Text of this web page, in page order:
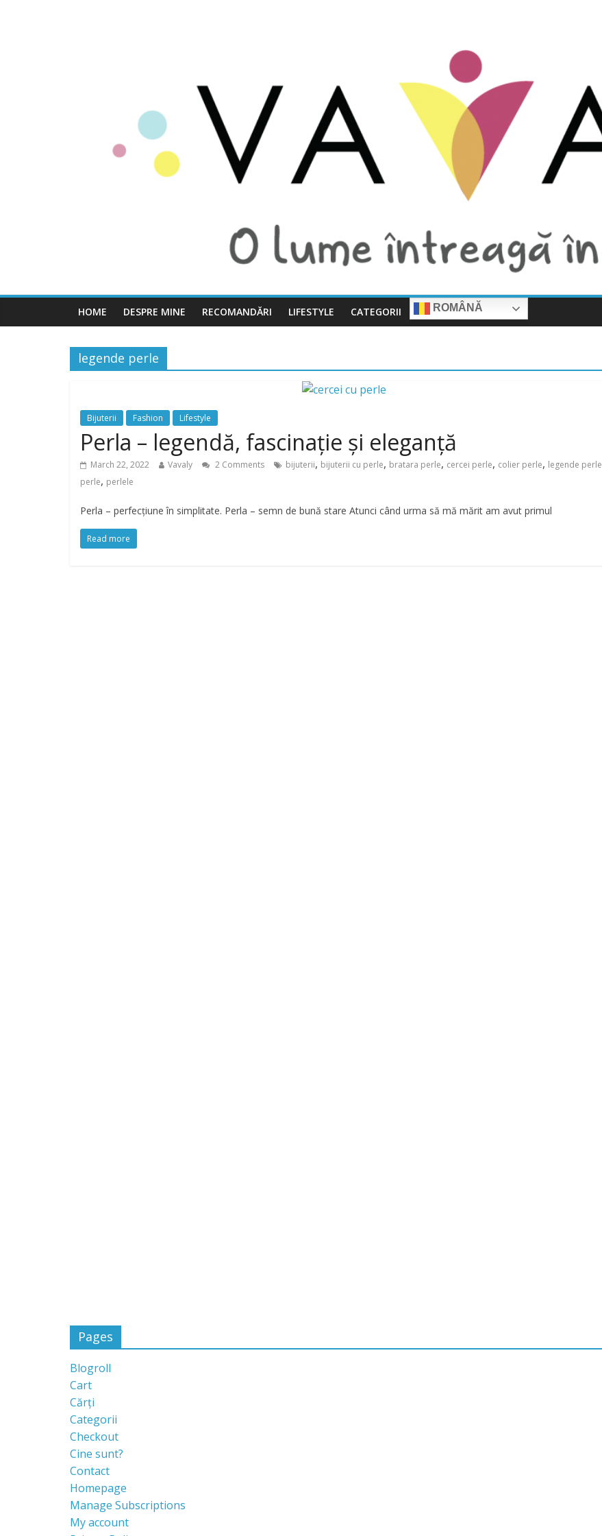
HOME DESPRE MINE RECOMANDĂRI LIFESTYLE CATEGORII ROMÂNĂ
legende perle
Bijuterii Fashion Lifestyle
Perla – legendă, fascinație și eleganță
March 22, 2022 Vavaly 2 Comments bijuterii, bijuterii cu perle, bratara perle, cercei perle, colier perle, legende perle
perle, perlele
Perla – perfecțiune în simplitate. Perla – semn de bună stare Atunci când urma să mă mărit am avut primul
Read more
Pages
Blogroll
Cart
Cărți
Categorii
Checkout
Cine sunt?
Contact
Homepage
Manage Subscriptions
My account